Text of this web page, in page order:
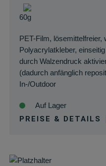
60g
PET-Film, lösemittelfreier,
Polyacrylatkleber,
durch Walzendruck
(dadurch anfänglich
In-/Outdoor
Auf Lager
PREISE & DETAILS